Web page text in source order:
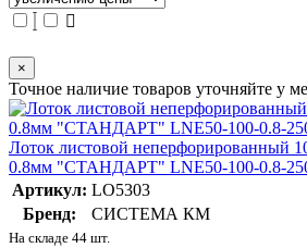
×
Точное наличие товаров уточняйте у
Лоток листовой неперфорированный
0.8мм "СТАНДАРТ" LNE50-100-0.8-
Артикул: LO5303
Бренд:
СИСТЕМА КМ
На складе 44 шт.